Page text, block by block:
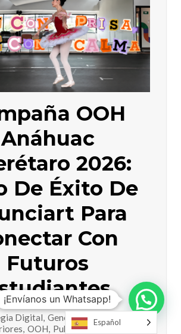
OOH
Anáhuac
2026:
De Éxito De
Para
Con
Futuros
Digital, General, Marketing
, OOH, Publicidad, Querétaro
¡Envíanos un Whatsapp!
Español